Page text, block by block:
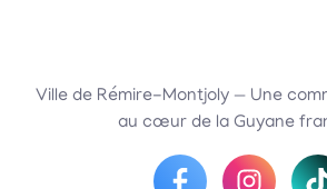
Ville de Rémire-Montjoly — Une
au cœur de la Guyane